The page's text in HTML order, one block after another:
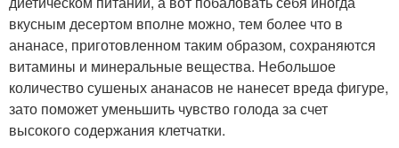
вкусным десертом вполне можно, тем более что в
ананасе, приготовленном таким образом, сохраняются
витамины и минеральные вещества. Небольшое
количество сушеных ананасов не нанесет вреда фигуре,
зато поможет уменьшить чувство голода за счет
высокого содержания клетчатки.